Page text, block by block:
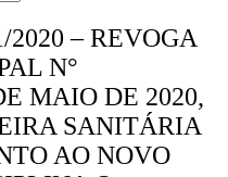
2020 – REVOGA
N°
MAIO DE 2020,
SANITÁRIA
AO NOVO